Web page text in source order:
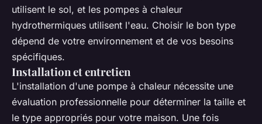
utilisent le sol, et les pompes à chaleur
hydrothermiques utilisent l'eau. Choisir le bon type
dépend de votre environnement et de vos besoins
spécifiques.
Installation et entretien
L'installation d'une pompe à chaleur nécessite une
évaluation professionnelle pour déterminer la taille et
le type appropriés pour votre maison. Une fois